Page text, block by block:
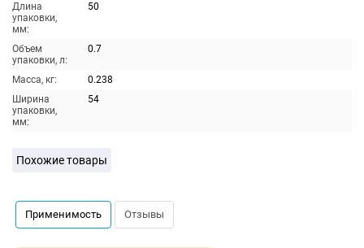
Длина
упаковки,
мм:
50
Объем
упаковки, л:
0.7
Масса, кг:
0.238
Ширина
упаковки,
мм:
54
Похожие товары
Применимость Отзывы